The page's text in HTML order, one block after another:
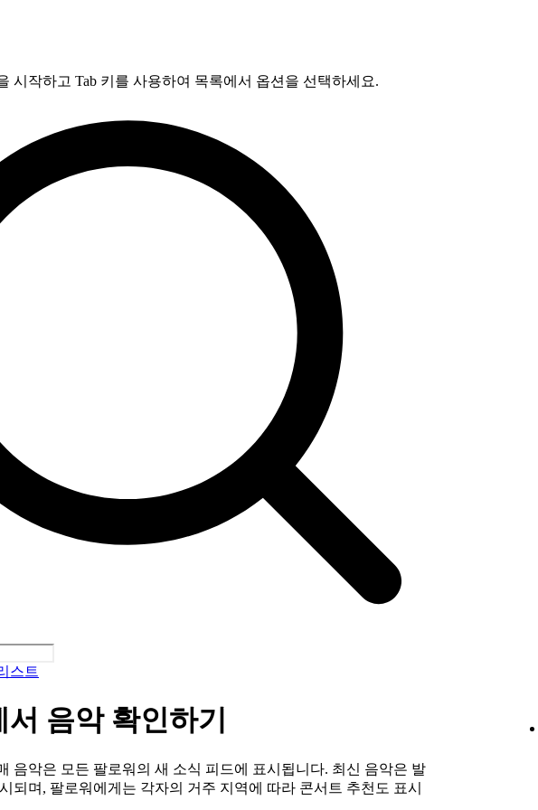
시작하고 Tab 키를 사용하여 목록에서 옵션을 선택하세요.
스트
서 음악 확인하기
음악은 모든 팔로워의 새 소식 피드에 표시됩니다. 최신 음악은 발
되며, 팔로워에게는 각자의 거주 지역에 따라 콘서트 추천도 표시